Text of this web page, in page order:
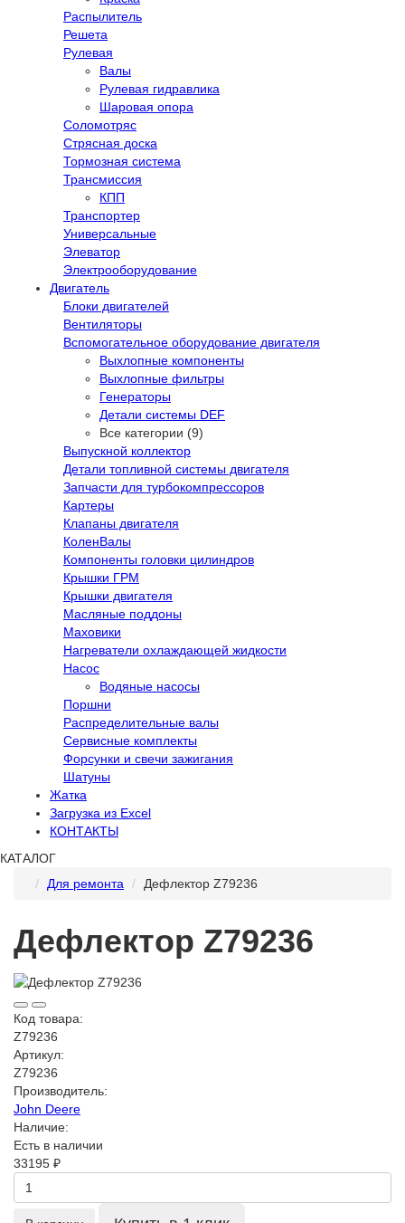
Распылитель
Решета
Рулевая
Валы
Рулевая гидравлика
Шаровая опора
Соломотряс
Стрясная доска
Тормозная система
Трансмиссия
КПП
Транспортер
Универсальные
Элеватор
Электрооборудование
Двигатель
Блоки двигателей
Вентиляторы
Вспомогательное оборудование двигателя
Выхлопные компоненты
Выхлопные фильтры
Генераторы
Детали системы DEF
Все категории (9)
Выпускной коллектор
Детали топливной системы двигателя
Запчасти для турбокомпрессоров
Картеры
Клапаны двигателя
КоленВалы
Компоненты головки цилиндров
Крышки ГРМ
Крышки двигателя
Масляные поддоны
Маховики
Нагреватели охлаждающей жидкости
Насос
Водяные насосы
Поршни
Распределительные валы
Сервисные комплекты
Форсунки и свечи зажигания
Шатуны
Жатка
Загрузка из Excel
КОНТАКТЫ
КАТАЛОГ
Для ремонта
Дефлектор Z79236
Дефлектор Z79236
Код товара:
Z79236
Артикул:
Z79236
Производитель:
John Deere
Наличие:
Есть в наличии
33195 ₽